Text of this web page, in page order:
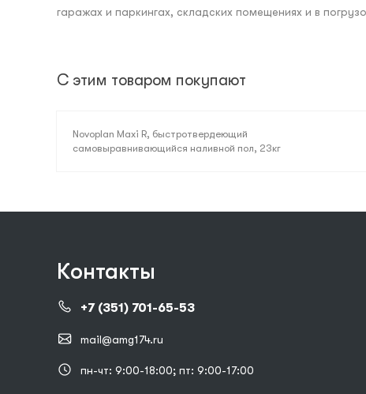
гаражах и паркингах, складских помещениях и в
С этим товаром покупают
Novoplan Maxi R, быстротвердеющий
самовыравнивающийся наливной пол, 23кг
Контакты
+7 (351) 701-65-53
mail@amg174.ru
пн-чт: 9:00-18:00; пт: 9:00-17:00